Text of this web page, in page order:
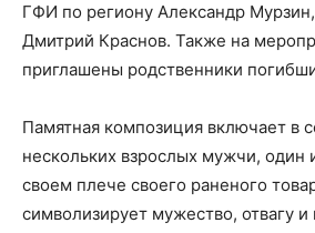
ГФИ по региону Александр
Дмитрий Краснов. Также на
приглашены родственники
Памятная композиция включает в
нескольких взрослых мужчи, один
своем плече своего раненого
символизирует мужество, отвагу